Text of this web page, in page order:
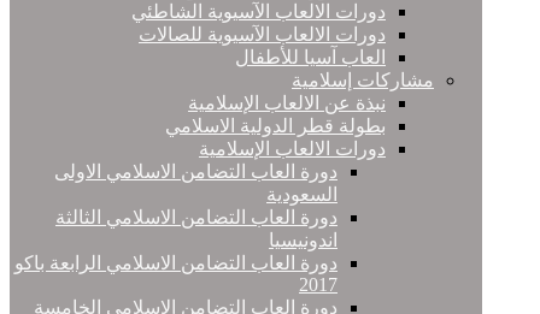
دورات الالعاب الآسيوية الشاطئي
دورات الالعاب الآسيوية للصالات
العاب آسيا للأطفال
مشاركات إسلامية
نبذة عن الالعاب الإسلامية
بطولة قطر الدولية الاسلامي
دورات الالعاب الإسلامية
دورة العاب التضامن الاسلامي الاولى
السعودية
دورة العاب التضامن الاسلامي الثالثة
اندونيسيا
دورة العاب التضامن الاسلامي الرابعة باكو
2017
دورة العاب التضامن الاسلامي الخامسة